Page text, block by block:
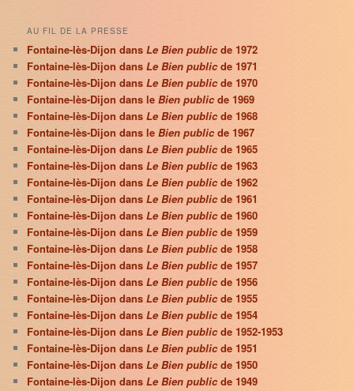
AU FIL DE LA PRESSE
Fontaine-lès-Dijon dansLe Bien public de 1972
Fontaine-lès-Dijon dansLe Bien publicde 1971
Fontaine-lès-Dijon dansLe Bien publicde 1970
Fontaine-lès-Dijon dans leBien publicde 1969
Fontaine-lès-Dijon dansLe Bien publicde 1968
Fontaine-lès-Dijon dans leBien publicde 1967
Fontaine-lès-Dijon dansLe Bien public de 1965
Fontaine-lès-Dijon dansLe Bien publicde 1963
Fontaine-lès-Dijon dansLe Bien publicde 1962
Fontaine-lès-Dijon dansLe Bien public de 1961
Fontaine-lès-Dijon dansLe Bien publicde 1960
Fontaine-lès-Dijon dansLe Bien publicde 1959
Fontaine-lès-Dijon dansLe Bien public de 1958
Fontaine-lès-Dijon dansLe Bien publicde 1957
Fontaine-lès-Dijon dansLe Bien publicde 1956
Fontaine-lès-Dijon dansLe Bien public de 1955
Fontaine-lès-Dijon dansLe Bien publicde 1954
Fontaine-lès-Dijon dansLe Bien publicde 1952-1953
Fontaine-lès-Dijon dansLe Bien public de 1951
Fontaine-lès-Dijon dansLe Bien publicde 1950
Fontaine-lès-Dijon dansLe Bien publicde 1949